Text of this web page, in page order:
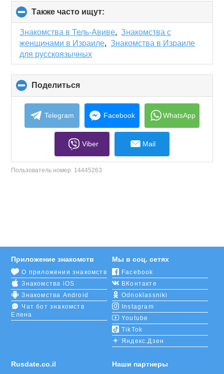
Также часто ищут:
to
collapse
contents
Знакомства в Тель-Авиве,Знакомства с
женщинами в Израиле,Знакомства в Израиле
для русскоязычных
Поделиться
to
collapse
contents
Telegram Facebook WhatsApp
Viber Mail
Пользователь номер: 14445263
Rusdate.co.il
Приложение знакомств
О приложении знакомств
Знакомства iOS
Знакомства Android
Чат бот знакомств
Елена
Мы в соц. сетях
Facebook
ВКонтакте
Odnoklassniki
Instagram
Youtube
TikTok
Яндекс.Дзен
Наши партнеры